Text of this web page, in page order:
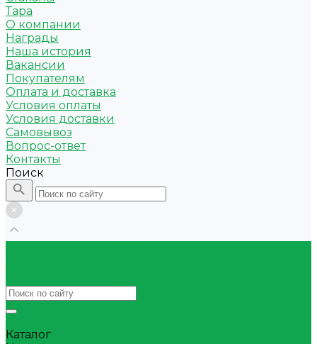
Тара
О компании
Награды
Наша история
Вакансии
Покупателям
Оплата и доставка
Условия оплаты
Условия доставки
Самовывоз
Вопрос-ответ
Контакты
Поиск
Каталог